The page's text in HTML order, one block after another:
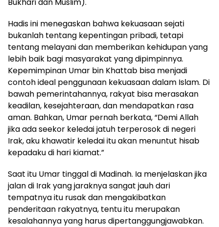
Hadis ini menegaskan bahwa kekuasaan sejati
bukanlah tentang kepentingan pribadi, tetapi
tentang melayani dan memberikan kehidupan yang
lebih baik bagi masyarakat yang dipimpinnya.
Kepemimpinan Umar bin Khattab bisa menjadi
contoh ideal penggunaan kekuasaan dalam Islam. Di
bawah pemerintahannya, rakyat bisa merasakan
keadilan, kesejahteraan, dan mendapatkan rasa
aman. Bahkan, Umar pernah berkata, “Demi Allah
jika ada seekor keledai jatuh terperosok di negeri
Irak, aku khawatir keledai itu akan menuntut hisab
kepadaku di hari kiamat.”
Saat itu Umar tinggal di Madinah. Ia menjelaskan jika
jalan di Irak yang jaraknya sangat jauh dari
tempatnya itu rusak dan mengakibatkan
penderitaan rakyatnya, tentu itu merupakan
kesalahannya yang harus dipertanggungjawabkan.